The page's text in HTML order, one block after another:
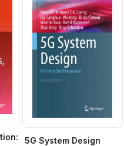
5G System Design